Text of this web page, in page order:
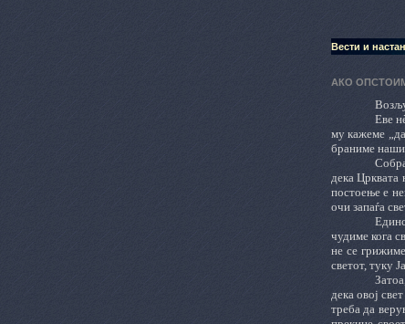
Вести и
АКО
Еве
му кажеме
браниме
дека Црквата
постоење е
очи запаѓа
чудиме кога
не се
светот, туку
дека овој
треба да